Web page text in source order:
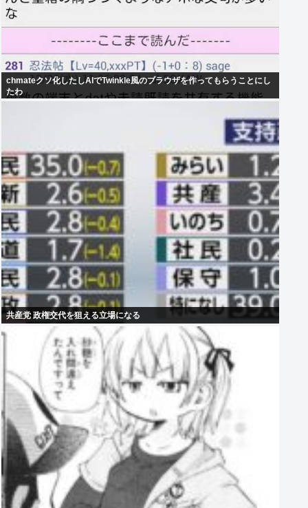
chmateクソ化したしAIでTwinkle風のブラウザを作ってもらうことにし
たわ
共産党 政権交代を狙える立場になる